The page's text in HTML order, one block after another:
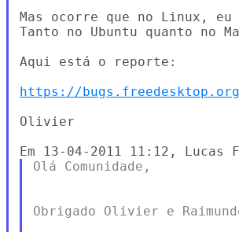
Mas ocorre que no Linux,
Tanto no Ubuntu quanto no
Aqui está o reporte:
https://bugs.freedesktop.org/
Olivier
Olá Comunidade,
Obrigado Olivier e